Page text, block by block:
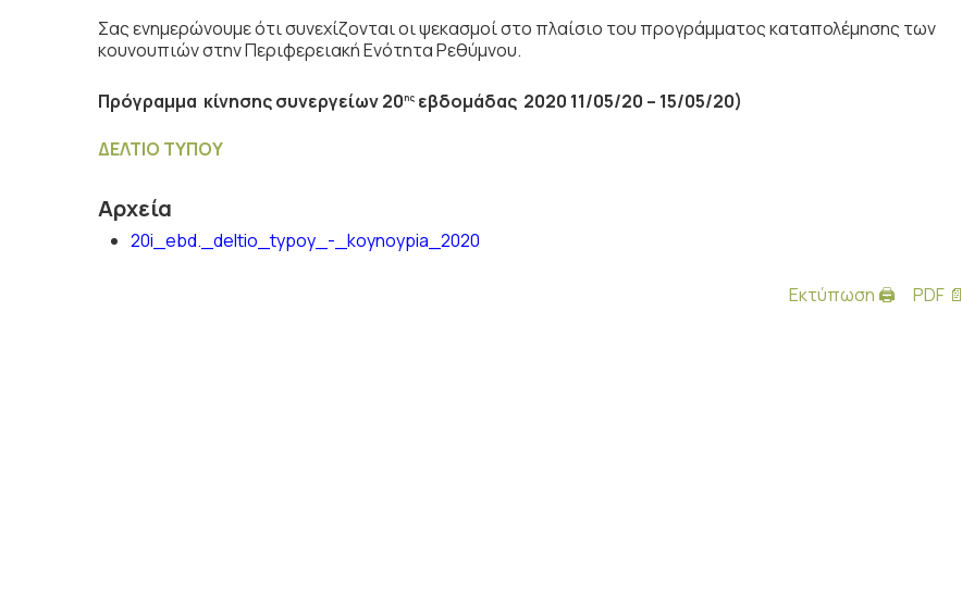
Σας ενημερώνουμε ότι συνεχίζονται οι ψεκασμοί στο πλαίσιο του προγράμματος καταπολέμησης των
κουνουπιών στην Περιφερειακή Ενότητα Ρεθύμνου.
Πρόγραμμα κίνησης συνεργείων 20ης εβδομάδας 2020 11/05/20 – 15/05/20)
ΔΕΛΤΙΟ ΤΥΠΟΥ
Αρχεία
20i_ebd._deltio_typoy_-_koynoypia_2020
Εκτύπωση 🖨 PDF 📄